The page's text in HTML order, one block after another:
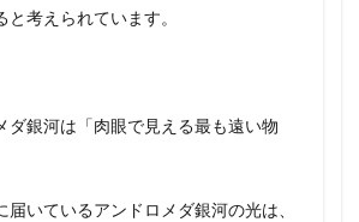
考えられています。
ダ銀河は「肉眼で見える最も遠い物
届いているアンドロメダ銀河の光は、